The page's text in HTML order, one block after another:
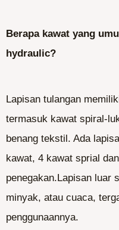
Berapa kawat yang
hydraulic?
Lapisan tulangan
termasuk kawat spiral-
benang tekstil. Ada
kawat, 4 kawat sprial
penegakan.Lapisan luar
minyak, atau cuaca,
penggunaannya.